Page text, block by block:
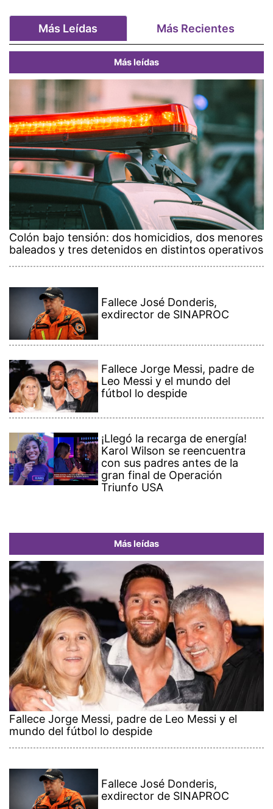
Más Leídas Más Recientes
Más leídas
Colón bajo tensión: dos homicidios, dos menores
baleados y tres detenidos en distintos operativos
Fallece José Donderis,
exdirector de SINAPROC
Fallece Jorge Messi, padre de
Leo Messi y el mundo del
fútbol lo despide
¡Llegó la recarga de energía!
Karol Wilson se reencuentra
con sus padres antes de la
gran final de Operación
Triunfo USA
Más leídas
Fallece Jorge Messi, padre de Leo Messi y el
mundo del fútbol lo despide
Fallece José Donderis,
exdirector de SINAPROC